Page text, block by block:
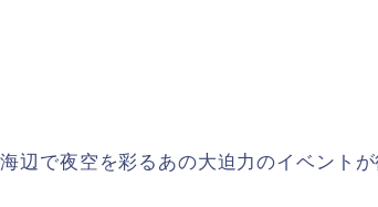
辺で夜空を彩るあの大迫力のイベントが